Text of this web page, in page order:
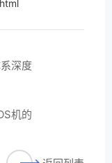
深度
机的